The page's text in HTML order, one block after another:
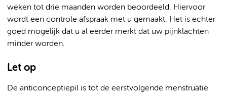
weken tot drie maanden worden beoordeeld. Hiervoor
wordt een controle afspraak met u gemaakt. Het is echter
goed mogelijk dat u al eerder merkt dat uw pijnklachten
minder worden.
Let op
De anticonceptiepil is tot de eerstvolgende menstruatie